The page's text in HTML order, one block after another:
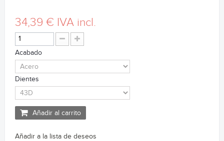
34,39 € IVA incl.
Acabado
Dientes
Añadir al carrito
Añadir a la lista de deseos